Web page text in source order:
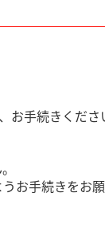
お手続きくださ
お手続きをお